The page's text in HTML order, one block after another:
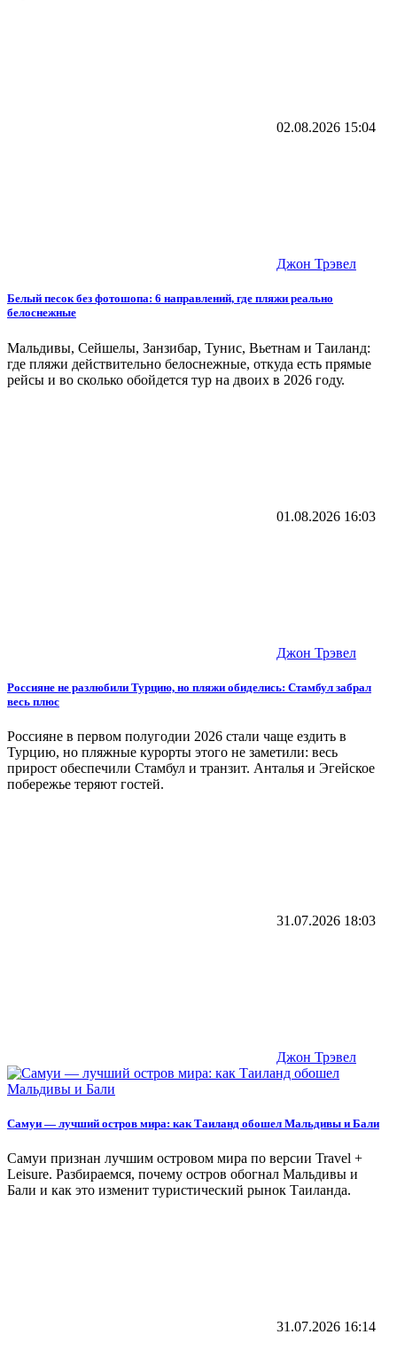
02.08.2026 15:04
Джон Трэвел
Белый песок без фотошопа: 6 направлений, где пляжи реально
белоснежные
Мальдивы, Сейшелы, Занзибар, Тунис, Вьетнам и Таиланд:
где пляжи действительно белоснежные, откуда есть прямые
рейсы и во сколько обойдется тур на двоих в 2026 году.
01.08.2026 16:03
Джон Трэвел
Россияне не разлюбили Турцию, но пляжи обиделись: Стамбул забрал
весь плюс
Россияне в первом полугодии 2026 стали чаще ездить в
Турцию, но пляжные курорты этого не заметили: весь
прирост обеспечили Стамбул и транзит. Анталья и Эгейское
побережье теряют гостей.
31.07.2026 18:03
Джон Трэвел
Самуи — лучший остров мира: как Таиланд обошел Мальдивы и Бали
Самуи признан лучшим островом мира по версии Travel +
Leisure. Разбираемся, почему остров обогнал Мальдивы и
Бали и как это изменит туристический рынок Таиланда.
31.07.2026 16:14